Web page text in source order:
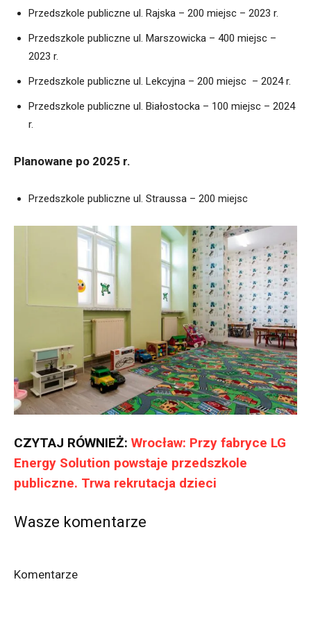
Przedszkole publiczne ul. Rajska – 200 miejsc – 2023 r.
Przedszkole publiczne ul. Marszowicka – 400 miejsc –
2023 r.
Przedszkole publiczne ul. Lekcyjna – 200 miejsc – 2024 r.
Przedszkole publiczne ul. Białostocka – 100 miejsc – 2024
r.
Planowane po 2025 r.
Przedszkole publiczne ul. Straussa – 200 miejsc
CZYTAJ RÓWNIEŻ: Wrocław: Przy fabryce LG
Energy Solution powstaje przedszkole
publiczne. Trwa rekrutacja dzieci
Wasze komentarze
Komentarze